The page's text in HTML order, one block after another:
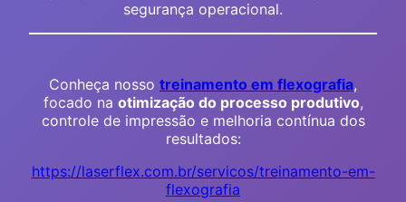
segurança operacional.
Conheça nosso treinamento em flexografia,
focado na otimização do processo produtivo,
controle de impressão e melhoria contínua dos
resultados:
https://laserflex.com.br/servicos/treinamento-em-
flexografia